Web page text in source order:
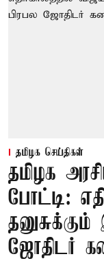
தமிழக செய்திகள்
தமிழக
போட்டி:
ஜோதிடர்